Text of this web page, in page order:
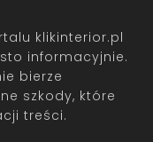
klikinterior.pl
informacyjnie.
bierze
szkody, które
treści.